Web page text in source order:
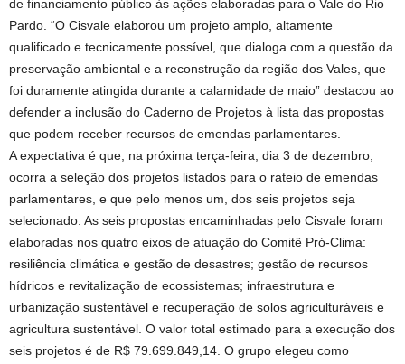
de financiamento público às ações elaboradas para o Vale do Rio
Pardo. “O Cisvale elaborou um projeto amplo, altamente
qualificado e tecnicamente possível, que dialoga com a questão da
preservação ambiental e a reconstrução da região dos Vales, que
foi duramente atingida durante a calamidade de maio” destacou ao
defender a inclusão do Caderno de Projetos à lista das propostas
que podem receber recursos de emendas parlamentares.
A expectativa é que, na próxima terça-feira, dia 3 de dezembro,
ocorra a seleção dos projetos listados para o rateio de emendas
parlamentares, e que pelo menos um, dos seis projetos seja
selecionado. As seis propostas encaminhadas pelo Cisvale foram
elaboradas nos quatro eixos de atuação do Comitê Pró-Clima:
resiliência climática e gestão de desastres; gestão de recursos
hídricos e revitalização de ecossistemas; infraestrutura e
urbanização sustentável e recuperação de solos agriculturáveis e
agricultura sustentável. O valor total estimado para a execução dos
seis projetos é de R$ 79.699.849,14. O grupo elegeu como